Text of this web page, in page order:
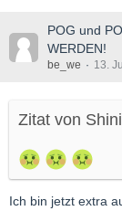
POG und
WERDEN!
be_we 13.
Zitat von
Ich bin jetzt extra